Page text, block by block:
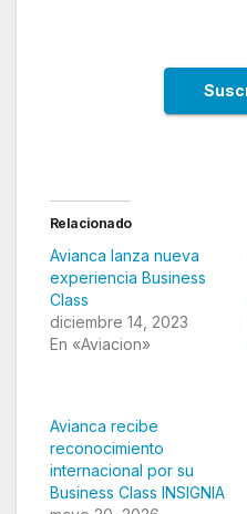
Relacionado
Avianca lanza nueva
experiencia Business
Class
diciembre 14, 2023
En «Aviacion»
Avianca recibe
reconocimiento
internacional por su
Business Class INSIGNIA